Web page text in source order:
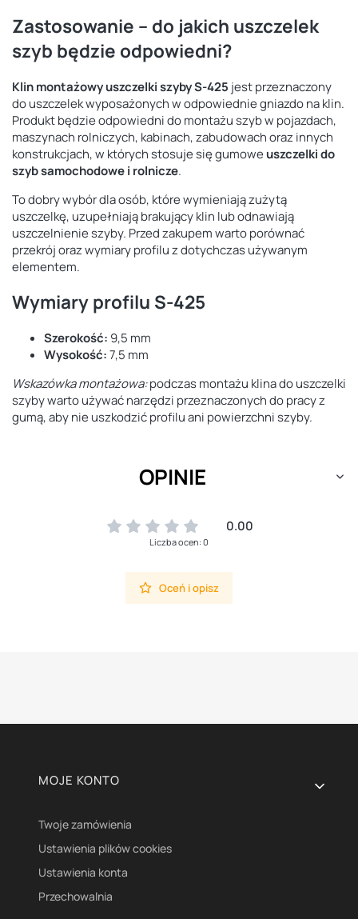
Zastosowanie – do jakich uszczelek
szyb będzie odpowiedni?
Klin montażowy uszczelki szyby S-425 jest przeznaczony
do uszczelek wyposażonych w odpowiednie gniazdo na klin.
Produkt będzie odpowiedni do montażu szyb w pojazdach,
maszynach rolniczych, kabinach, zabudowach oraz innych
konstrukcjach, w których stosuje się gumoweuszczelki do
szyb samochodowe i rolnicze.
To dobry wybór dla osób, które wymieniają zużytą
uszczelkę, uzupełniają brakujący klin lub odnawiają
uszczelnienie szyby. Przed zakupem warto porównać
przekrój oraz wymiary profilu z dotychczas używanym
elementem.
Wymiary profilu S-425
Szerokość: 9,5 mm
Wysokość:7,5 mm
Wskazówka montażowa:podczas montażu klina do uszczelki
szyby warto używać narzędzi przeznaczonych do pracy z
gumą, aby nie uszkodzić profilu ani powierzchni szyby.
OPINIE
0.00
Liczba ocen: 0
Oceń i opisz
Linki w stopce
MOJE KONTO
Twoje zamówienia
Ustawienia plików cookies
Ustawienia konta
Przechowalnia